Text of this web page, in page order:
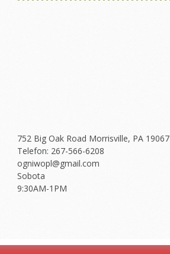
752 Big Oak Road Morrisville, PA 19067
Telefon: 267-566-6208
ogniwopl@gmail.com
Sobota
9:30AM-1PM